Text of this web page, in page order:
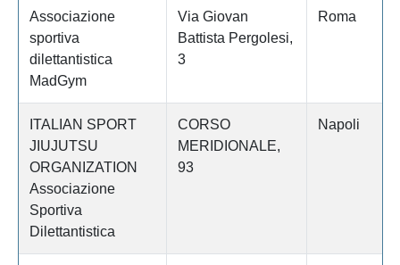
Associazione
sportiva
dilettantistica
MadGym
Via Giovan
Battista Pergolesi,
3
Roma
ITALIAN SPORT
JIUJUTSU
ORGANIZATION
Associazione
Sportiva
Dilettantistica
CORSO
MERIDIONALE,
93
Napoli